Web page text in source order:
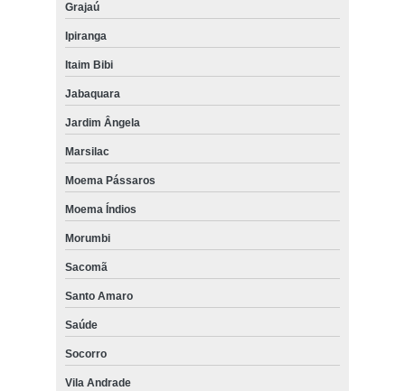
Grajaú
Ipiranga
Itaim Bibi
Jabaquara
Jardim Ângela
Marsilac
Moema Pássaros
Moema Índios
Morumbi
Sacomã
Santo Amaro
Saúde
Socorro
Vila Andrade